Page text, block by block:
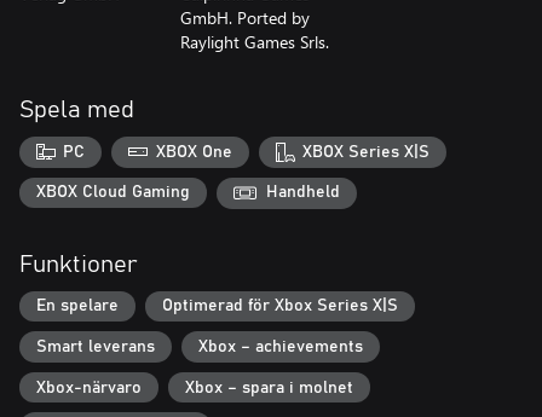
GmbH. Ported by
Raylight Games Srls.
Spela med
PC XBOX One XBOX Series X|S
XBOX Cloud Gaming Handheld
Funktioner
En spelare Optimerad för Xbox Series X|S
Smart leverans Xbox – achievements
Xbox-närvaro Xbox – spara i molnet